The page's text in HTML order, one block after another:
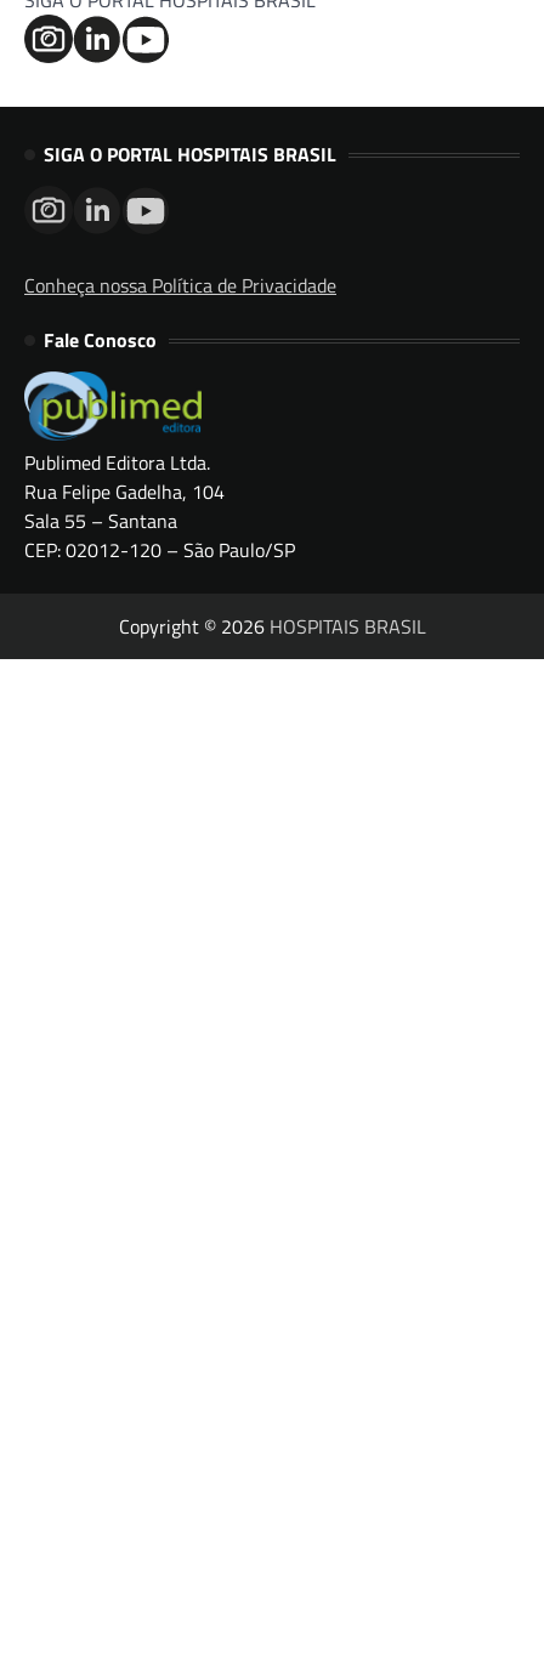
SIGA O PORTAL HOSPITAIS BRASIL
Conheça nossa Política de Privacidade
Fale Conosco
Publimed Editora Ltda.
Rua Felipe Gadelha, 104
Sala 55 – Santana
CEP: 02012-120 – São Paulo/SP
Copyright © 2026 HOSPITAIS BRASIL